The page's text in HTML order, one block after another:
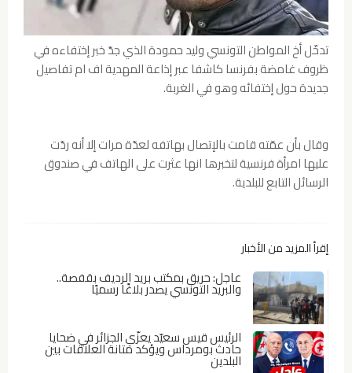
تدخّل أخ المواطن التونسي وليد حمودة الذي جدّ خبر إختفاءه في
ظروف غامضة بفرنسا كاشفا عبر إذاعة المهدية اف ام تفاصيل
جديدة حول إختفائه وهو في الغربة.
وقال بأن عمّته قامت بالإتصال بهاتفه لعدّة مرات إلا أنه ردّت
عليها امرأة فرنسية لتخبرها انها عثرت على الهاتف في صندوق
الرسائل التابع للبلدية.
إقرأ المزيد من الأخبار
عاجل: حريق بمكتب بريد الرديف بقفصة..
والبريد التونسي يصدر بلاغًا رسميًا
الرئيس قيس سعيّد يعزّي الجزائر في ضحايا
حادث بومرداس ويؤكد متانة العلاقات بين
البلدين